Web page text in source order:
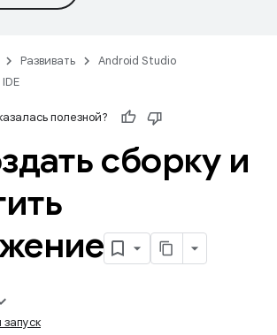
Развивать
Android Studio
полезной?
сборку и
запуск